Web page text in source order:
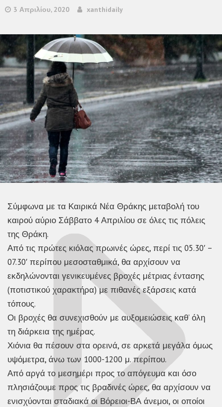
3 Απριλίου, 2020 xanthidaily
Σύμφωνα με τα Καιρικά Νέα Θράκης μεταβολή του
καιρού αύριο Σάββατο 4 Απριλίου σε όλες τις πόλεις
της Θράκη.
Από τις πρώτες κιόλας πρωινές ώρες, περί τις 05.30′ –
07.30′ περίπου μεσοσταθμικά, θα αρχίσουν να
εκδηλώνονται γενικευμένες βροχές μέτριας έντασης
(ποτιστικού χαρακτήρα) με πιθανές εξάρσεις κατά
τόπους.
Οι βροχές θα συνεχισθούν με αυξομειώσεις καθ’ όλη
τη διάρκεια της ημέρας.
Χιόνια θα πέσουν στα ορεινά, σε αρκετά μεγάλα όμως
υψόμετρα, άνω των 1000-1200 μ. περίπου.
Από αργά το μεσημέρι προς το απόγευμα και όσο
πλησιάζουμε προς τις βραδινές ώρες, θα αρχίσουν να
ενισχύονται σταδιακά οι Βόρειοι-ΒΑ άνεμοι, οι οποίοι